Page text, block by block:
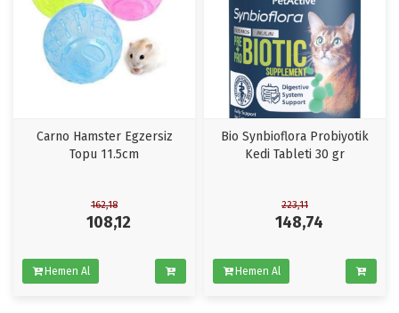
Carno Hamster Egzersiz
Topu 11.5cm
162,18
108,12
Hemen Al
Bio Synbioflora Probiyotik
Kedi Tableti 30 gr
223,11
148,74
Hemen Al